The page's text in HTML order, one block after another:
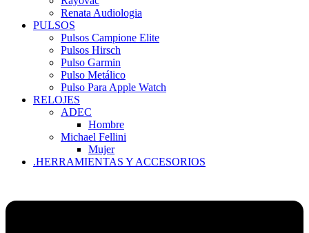
Renata Audiologia
PULSOS
Pulsos Campione Elite
Pulsos Hirsch
Pulso Garmin
Pulso Metálico
Pulso Para Apple Watch
RELOJES
ADEC
Hombre
Michael Fellini
Mujer
.HERRAMIENTAS Y ACCESORIOS